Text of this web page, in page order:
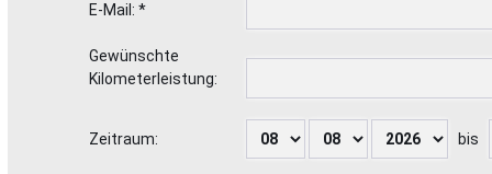
E-Mail: *
Gewünschte
Kilometerleistung:
Zeitraum: bis